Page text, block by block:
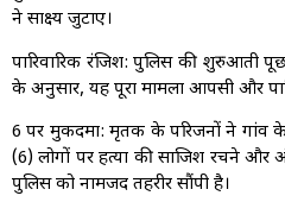
ने साक्ष्य जुटाए।
पारिवारिक रंजिश: पुलिस की शुरुआती
के अनुसार, यह पूरा मामला आपसी और
6 पर मुकदमा: मृतक के परिजनों ने गांव
(6) लोगों पर हत्या की साजिश रचने
पुलिस को नामजद तहरीर सौंपी है।